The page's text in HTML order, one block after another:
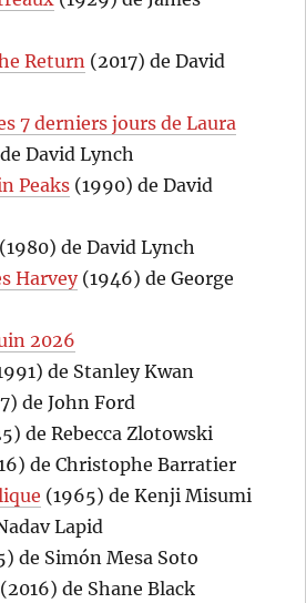
Return (2017) de David
7 derniers jours de Laura
David Lynch
Peaks (1990) de David
(1980) de David Lynch
Harvey(1946) de George
2026
de Stanley Kwan
de John Ford
de Rebecca Zlotowski
de Christophe Barratier
(1965) de Kenji Misumi
Lapid
de Simón Mesa Soto
(2016) de Shane Black